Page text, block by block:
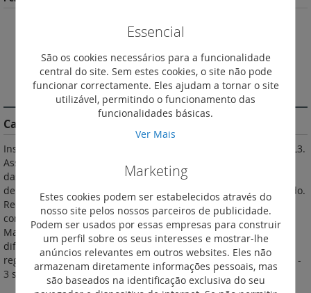
Descarregar
Ficha de Produto
DESCRIÇÃO
Características do Produto
Instalam-se em calha ou em platina nos quadros e armários XL3.
Asseguram o corte, o comando, o seccionamento e a proteção
das linhas elétricas de baixa tensão. Fornecidos com ligadores
de estribo, 70 mm2 máx (cabo flexível), 95 mm2 máx. cabo rígido.
Recebem os acessórios e auxiliares comuns DPX3. De acordo
com a norma IEC 60947-2. Térmico regulável de 0,8 a 1 In.
Magnético fixo: 400 A de 16 e 25 A, 10 In de 40 a 160 A. Relé
diferencial eletrónico integrado com ecrã LCD. Sensibilidade
regulável: 0,03 - 0,3 - 1 - 3 A. Temporização regulável: 0 - 0,3 - 1 -
3 s (0 s apenas, na sensibilidade 0,03 A).
Essencial
São os cookies necessários para a funcionalidade
central do site. Sem estes cookies, o site não pode
funcionar correctamente. Eles ajudam a tornar o site
utilizável, permitindo o funcionamento das
funcionalidades básicas.
Ver Mais
Marketing
Estes cookies podem ser estabelecidos através do
nosso site pelos nossos parceiros de publicidade.
Podem ser usados por essas empresas para construir
um perfil sobre os seus interesses e mostrar-lhe
anúncios relevantes em outros websites. Eles não
armazenam diretamente informações pessoais, mas
são baseados na identificação exclusiva do seu